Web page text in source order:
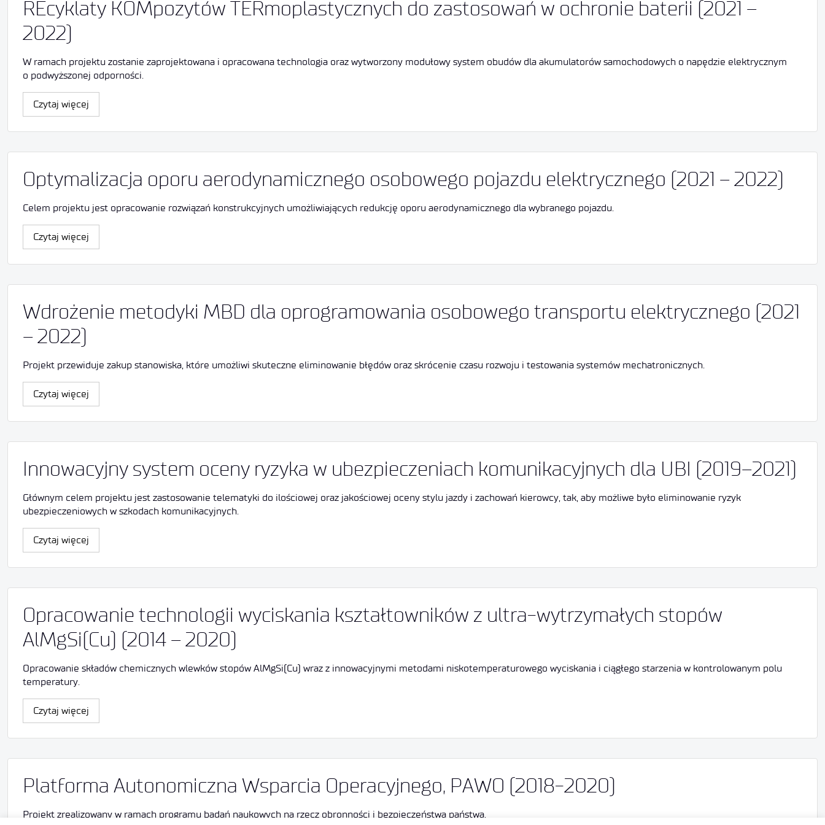
REcyklaty KOMpozytów TERmoplastycznych do zastosowań w ochronie baterii (2021 –
2022)
W ramach projektu zostanie zaprojektowana i opracowana technologia oraz wytworzony modułowy system obudów dla akumulatorów samochodowych o napędzie elektrycznym
o podwyższonej odporności.
Czytaj więcej
Optymalizacja oporu aerodynamicznego osobowego pojazdu elektrycznego (2021 – 2022)
Celem projektu jest opracowanie rozwiązań konstrukcyjnych umożliwiających redukcję oporu aerodynamicznego dla wybranego pojazdu.
Czytaj więcej
Wdrożenie metodyki MBD dla oprogramowania osobowego transportu elektrycznego (2021
– 2022)
Projekt przewiduje zakup stanowiska, które umożliwi skuteczne eliminowanie błędów oraz skrócenie czasu rozwoju i testowania systemów mechatronicznych.
Czytaj więcej
Innowacyjny system oceny ryzyka w ubezpieczeniach komunikacyjnych dla UBI (2019–2021)
Głównym celem projektu jest zastosowanie telematyki do ilościowej oraz jakościowej oceny stylu jazdy i zachowań kierowcy, tak, aby możliwe było eliminowanie ryzyk
ubezpieczeniowych w szkodach komunikacyjnych.
Czytaj więcej
Opracowanie technologii wyciskania kształtowników z ultra-wytrzymałych stopów
AlMgSi(Cu) (2014 – 2020)
Opracowanie składów chemicznych wlewków stopów AlMgSi(Cu) wraz z innowacyjnymi metodami niskotemperaturowego wyciskania i ciągłego starzenia w kontrolowanym polu
temperatury.
Czytaj więcej
Platforma Autonomiczna Wsparcia Operacyjnego, PAWO (2018-2020)
Projekt zrealizowany w ramach programu badań naukowych na rzecz obronności i bezpieczeństwa państwa.